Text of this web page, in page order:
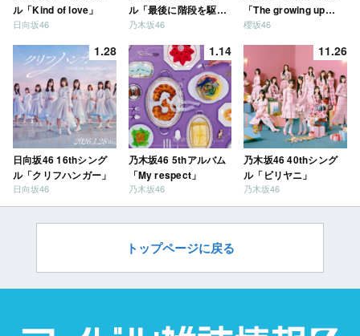
ル「Kind of love」
日向坂46
ル「最後に階段を駆け
上がったのはいつ
乃木坂46
「The growing up
train」
櫻坂46
1.28
日向坂46 16thシング
ル「クリフハンガー」
日向坂46
1.14
乃木坂46 5thアルバム
「My respect」
乃木坂46
11.26
乃木坂46 40thシング
ル「ビリヤニ」
乃木坂46
トップページに戻る